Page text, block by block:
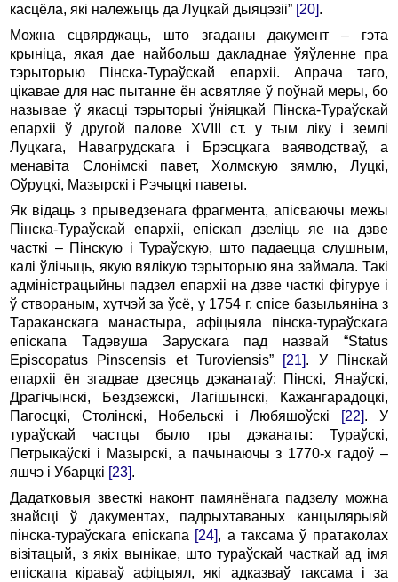
касцёла, які належыць да Луцкай дыяцэзіі” [20].
Можна сцвярджаць, што згаданы дакумент – гэта
крыніца, якая дае найбольш дакладнае ўяўленне пра
тэрыторыю Пінска-Тураўскай епархіі. Апрача таго,
цікавае для нас пытанне ён асвятляе ў поўнай меры, бо
называе ў якасці тэрыторыі ўніяцкай Пінска-Тураўскай
епархіі ў другой палове XVIII ст. у тым ліку і землі
Луцкага, Навагрудскага і Брэсцкага ваяводстваў, а
менавіта Слонімскі павет, Холмскую зямлю, Луцкі,
Оўруцкі, Мазырскі і Рэчыцкі паветы.
Як відаць з прыведзенага фрагмента, апісваючы межы
Пінска-Тураўскай епархіі, епіскап дзеліць яе на дзве
часткі – Пінскую і Тураўскую, што падаецца слушным,
калі ўлічыць, якую вялікую тэрыторыю яна займала. Такі
адміністрацыйны падзел епархіі на дзве часткі фігуруе і
ў створаным, хутчэй за ўсё, у 1754 г. спісе базыльяніна з
Тараканскага манастыра, афіцыяла пінска-тураўскага
епіскапа Тадэвуша Зарускага пад назвай “Status
Episcopatus Pinscensis et Turoviensis”
[21]. У Пінскай
епархіі ён згадвае дзесяць дэканатаў: Пінскі, Янаўскі,
Драгічынскі, Бездзежскі, Лагішынскі, Кажангарадоцкі,
Пагосцкі, Столінскі, Нобельскі і Любяшоўскі
[22]. У
тураўскай частцы было тры дэканаты: Тураўскі,
Петрыкаўскі і Мазырскі, а пачынаючы з 1770-х гадоў –
яшчэ і Убарцкі [23].
Дадатковыя звесткі наконт памянёнага падзелу можна
знайсці ў дакументах, падрыхтаваных канцылярыяй
пінска-тураўскага епіскапа [24], а таксама ў пратаколах
візітацый, з якіх вынікае, што тураўскай часткай ад імя
епіскапа кіраваў афіцыял, які адказваў таксама і за